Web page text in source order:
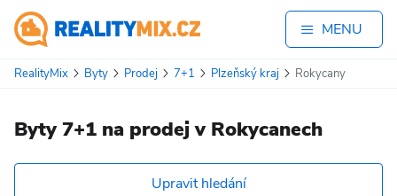
MENU
RealityMix Byty Prodej 7+1 Plzeňský kraj Rokycany
Byty 7+1 na prodej v Rokycanech
Upravit hledání